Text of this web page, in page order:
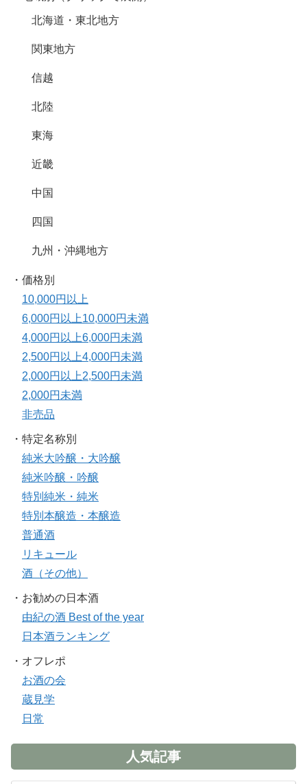
北海道・東北地方
関東地方
信越
北陸
東海
近畿
中国
四国
九州・沖縄地方
・価格別
10,000円以上
6,000円以上10,000円未満
4,000円以上6,000円未満
2,500円以上4,000円未満
2,000円以上2,500円未満
2,000円未満
非売品
・特定名称別
純米大吟醸・大吟醸
純米吟醸・吟醸
特別純米・純米
特別本醸造・本醸造
普通酒
リキュール
酒（その他）
・お勧めの日本酒
由紀の酒 Best of the year
日本酒ランキング
・オフレポ
お酒の会
蔵見学
日常
人気記事